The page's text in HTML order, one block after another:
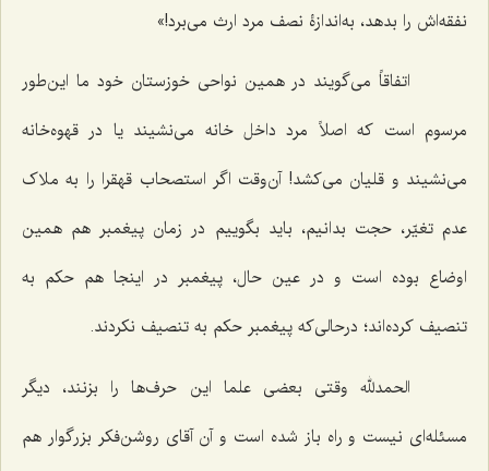
نفقه‌اش را بدهد، به‌اندازۀ نصف مرد ارث می‌برد!»
اتفاقاً می‌گویند در همین نواحی خوزستان خود ما این‌طور
مرسوم است که اصلاً مرد داخل خانه می‌نشیند یا در قهوه‌خانه
می‌نشیند و قلیان می‌کشد! آن‌وقت اگر استصحاب قهقرا را به ملاک
عدم تغیّر، حجت بدانیم، باید بگوییم در زمان پیغمبر هم همین
اوضاع بوده است و در عین حال، پیغمبر در اینجا هم حکم به
تنصیف کرده‌اند؛ درحالی‌که پیغمبر حکم به تنصیف نکردند.
الحمدلله وقتی بعضی علما این حرف‌ها را بزنند، دیگر
مسئله‌ای نیست و راه باز شده است و آن آقای روشن‌فکر بزرگوار هم